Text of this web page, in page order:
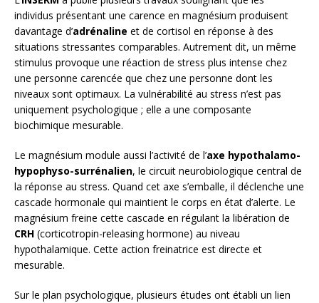
individus présentant une carence en magnésium produisent
davantage d’adrénaline et de cortisol en réponse à des
situations stressantes comparables. Autrement dit, un même
stimulus provoque une réaction de stress plus intense chez
une personne carencée que chez une personne dont les
niveaux sont optimaux. La vulnérabilité au stress n’est pas
uniquement psychologique ; elle a une composante
biochimique mesurable.
Le magnésium module aussi l’activité de l’axe hypothalamo-
hypophyso-surrénalien, le circuit neurobiologique central de
la réponse au stress. Quand cet axe s’emballe, il déclenche une
cascade hormonale qui maintient le corps en état d’alerte. Le
magnésium freine cette cascade en régulant la libération de
CRH (corticotropin-releasing hormone) au niveau
hypothalamique. Cette action freinatrice est directe et
mesurable.
Sur le plan psychologique, plusieurs études ont établi un lien